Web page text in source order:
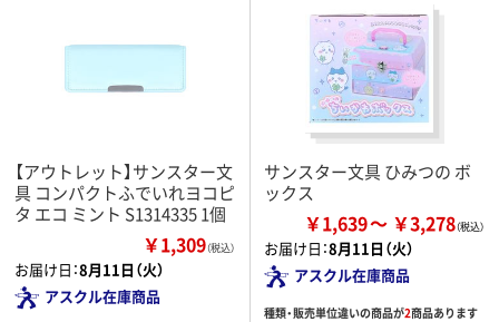
【アウトレット】サンスター文
具 コンパクトふでいれヨコピ
タ エコ ミント S1314335 1個
￥1,309（税込）
お届け日：8月11日（火）
アスクル在庫商品
サンスター文具 ひみつの ボ
ックス
￥1,639 ￥3,278
お届け日：8月11日（火）
アスクル在庫商品
種類・販売単位違いの商品が2商品あります